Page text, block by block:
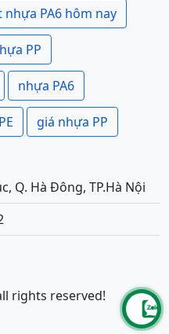
nhựa PA6 hôm nay
PP
nhựa PA6
giá nhựa PP
Q. Hà Đông, TP.Hà Nội
rights reserved!